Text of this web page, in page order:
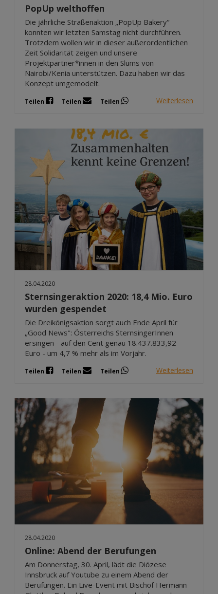
PopUp welthoffen
Die jährliche Straßenaktion „PopUp Bakery“
konnten wir letzten Samstag nicht durchführen.
Trotzdem wollen wir in dieser außerordentlichen
Zeit Solidarität zeigen und unsere
Projektpartner*innen in den Slums von
Nairobi/Kenia unterstützen. Dazu haben wir das
Konzept umgemodelt.
Teilen Teilen Teilen Weiterlesen
28.04.2020
Sternsingeraktion 2020: 18,4 Mio. Euro
wurden gespendet
Die Dreikönigsaktion sorgt auch Ende April für
„Good News": Österreichs SternsingerInnen
ersingen - auf den Cent genau 18.437.833,92
Euro - um 4,7 % mehr als im Vorjahr.
Teilen Teilen Teilen Weiterlesen
28.04.2020
Online: Abend der Berufungen
Am Donnerstag, 30. April, lädt die Diözese
Innsbruck auf Youtube zu einem Abend der
Berufungen. Ein Live-Event mit Bischof Hermann